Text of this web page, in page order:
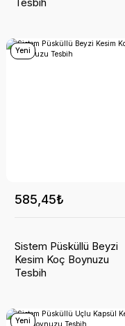
Yeni
585,45₺
Sistem Püsküllü Beyzi
Kesim Koç Boynuzu
Tesbih
Yeni